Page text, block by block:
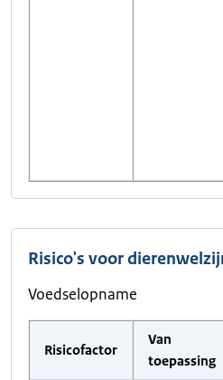
Risico's voor
Voedselopname
Risicofactor
Van
toepassing